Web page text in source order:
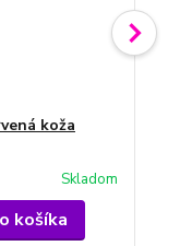
koža
Skladom
košíka